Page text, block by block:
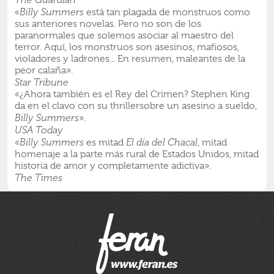
«Billy Summers está tan plagada de monstruos como
sus anteriores novelas. Pero no son de los
paranormales que solemos asociar al maestro del
terror. Aquí, los monstruos son asesinos, mafiosos,
violadores y ladrones... En resumen, maleantes de la
peor calaña».
Star Tribune
«¿Ahora también es el Rey del Crimen? Stephen King
da en el clavo con su thrillersobre un asesino a sueldo,
Billy Summers».
USA Today
«Billy Summers es mitad El día del Chacal, mitad
homenaje a la parte más rural de Estados Unidos, mitad
historia de amor y completamente adictiva».
The Times